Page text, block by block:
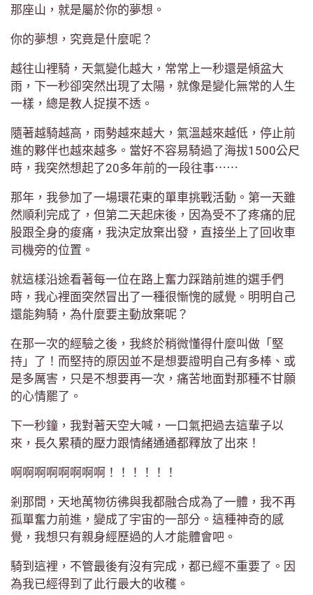
那座山，就是屬於你的夢想。
你的夢想，究竟是什麼呢？
越往山裡騎，天氣變化越大，常常上一秒還是傾盆大
雨，下一秒卻突然出現了太陽，就像是變化無常的人生
一樣，總是教人捉摸不透。
隨著越騎越高，雨勢越來越大，氣溫越來越低，停止前
進的夥伴也越來越多。當好不容易騎過了海拔1500公尺
時，我突然想起了20多年前的一段往事⋯⋯
那年，我參加了一場環花東的單車挑戰活動。第一天雖
然順利完成了，但第二天起床後，因為受不了疼痛的屁
股跟全身的痠痛，我決定放棄出發，直接坐上了回收車
司機旁的位置。
就這樣沿途看著每一位在路上奮力踩踏前進的選手們
時，我心裡面突然冒出了一種很慚愧的感覺。明明自己
還能夠騎，為什麼要主動放棄呢？
在那一次的經驗之後，我終於稍微懂得什麼叫做「堅
持」了！而堅持的原因並不是想要證明自己有多棒、或
是多厲害，只是不想要再一次，痛苦地面對那種不甘願
的心情罷了。
下一秒鐘，我對著天空大喊，一口氣把過去這輩子以
來，長久累積的壓力跟情緒通通都釋放了出來！
啊啊啊啊啊啊啊啊！！！！！！
剎那間，天地萬物彷彿與我都融合成為了一體，我不再
孤單奮力前進，變成了宇宙的一部分。這種神奇的感
覺，我想只有親身經歷過的人才能體會吧。
騎到這裡，不管最後有沒有完成，都已經不重要了。因
為我已經得到了此行最大的收穫。